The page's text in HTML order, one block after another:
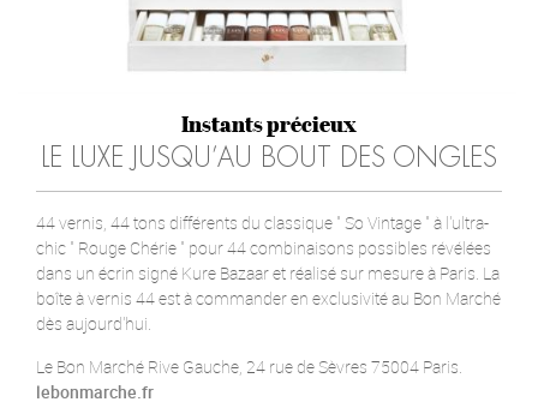
Instants précieux
LE LUXE JUSQU’AU BOUT DES ONGLES
44 vernis, 44 tons différents du classique " So Vintage " à l'ultra-
chic " Rouge Chérie " pour 44 combinaisons possibles révélées
dans un écrin signé Kure Bazaar et réalisé sur mesure à Paris. La
boîte à vernis 44 est à commander en exclusivité au Bon Marché
dès aujourd'hui.
Le Bon Marché Rive Gauche, 24 rue de Sèvres 75004 Paris.
lebonmarche.fr